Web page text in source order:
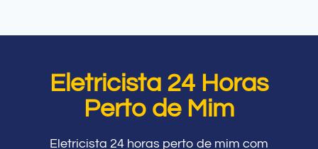
Eletricista 24 Horas
Perto de Mim
Eletricista 24 horas perto de mim com